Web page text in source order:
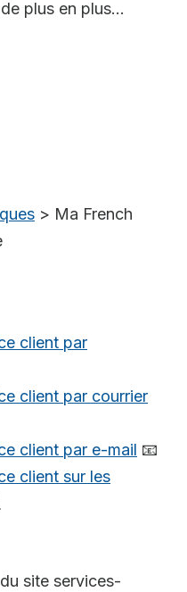
plus en plus...
> Ma French
client par
client par courrier
client par e-mail 📧
client sur les
site services-